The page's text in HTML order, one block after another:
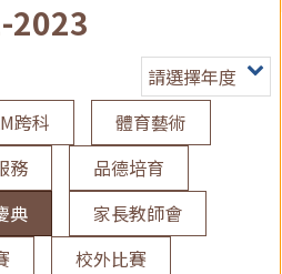
2023
請選擇年度
跨科
體育藝術
務
品德培育
典
家長教師會
校外比賽